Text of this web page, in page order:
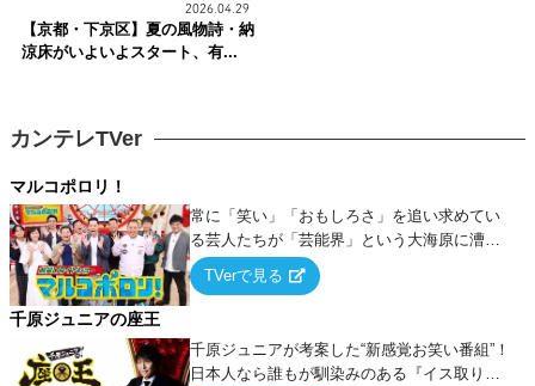
2026.04.29
【京都・下京区】夏の風物詩・納
涼床がいよいよスタート、有...
カンテレTVer
マルコポロリ！
常に「笑い」「おもしろさ」を追い求めてい
る芸人たちが「芸能界」という大海原に漕ぎ
出でて、新たなオモシロ人間を発掘する！
TVerで見る
千原ジュニアの座王
千原ジュニアが考案した“新感覚お笑い番組”！
日本人なら誰もが馴染みのある『イス取りゲ